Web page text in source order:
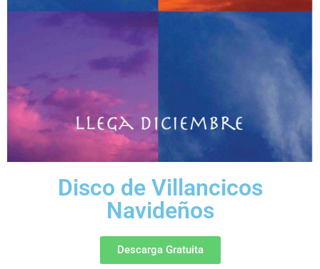
Disco de Villancicos
Navideños
Descarga Gratuita